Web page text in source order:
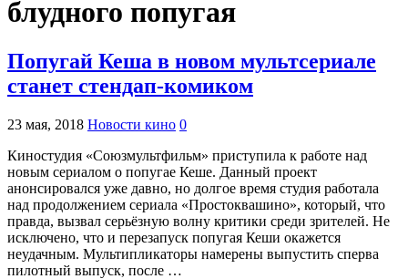
блудного попугая
Попугай Кеша в новом мультсериале
станет стендап-комиком
23 мая, 2018 Новости кино 0
Киностудия «Союзмультфильм» приступила к работе над
новым сериалом о попугае Кеше. Данный проект
анонсировался уже давно, но долгое время студия работала
над продолжением сериала «Простоквашино», который, что
правда, вызвал серьёзную волну критики среди зрителей. Не
исключено, что и перезапуск попугая Кеши окажется
неудачным. Мультипликаторы намерены выпустить сперва
пилотный выпуск, после …